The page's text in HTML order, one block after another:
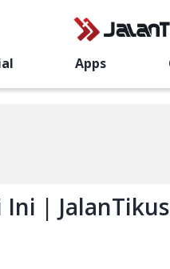
Apps
| JalanTikus